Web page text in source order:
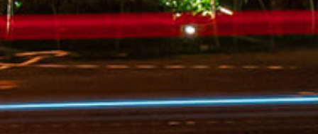
INFO@SOBHYKABER.SA
+966 9200 13266
مطعم صبحي كابر